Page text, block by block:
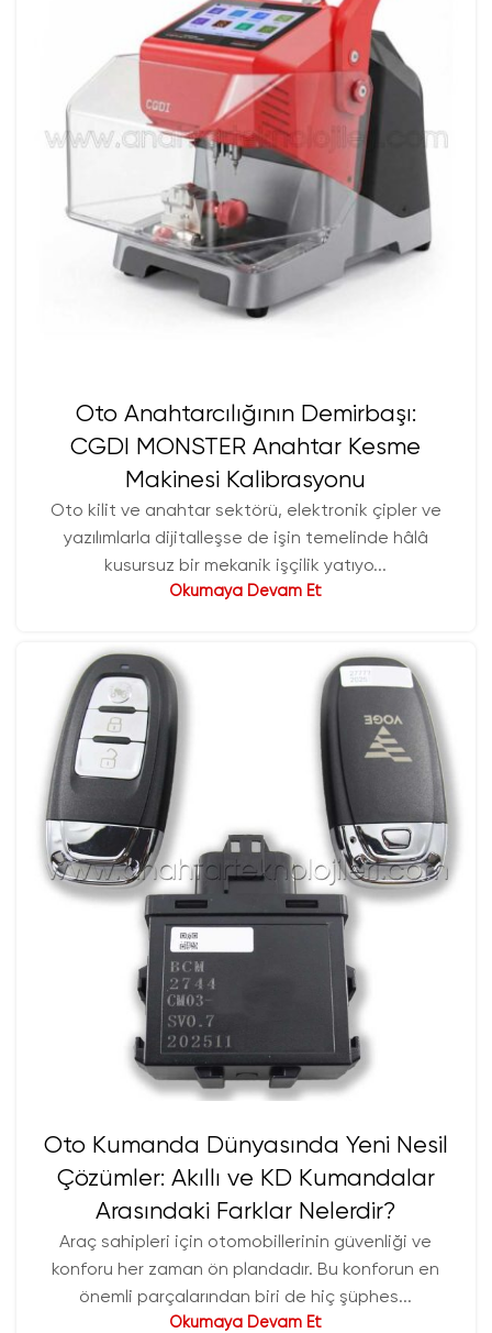
Oto Anahtarcılığının Demirbaşı:
CGDI MONSTER Anahtar Kesme
Makinesi Kalibrasyonu
Oto kilit ve anahtar sektörü, elektronik çipler ve
yazılımlarla dijitalleşse de işin temelinde hâlâ
kusursuz bir mekanik işçilik yatıyo...
Okumaya Devam Et
Oto Kumanda Dünyasında Yeni Nesil
Çözümler: Akıllı ve KD Kumandalar
Arasındaki Farklar Nelerdir?
Araç sahipleri için otomobillerinin güvenliği ve
konforu her zaman ön plandadır. Bu konforun en
önemli parçalarından biri de hiç şüphes...
Okumaya Devam Et